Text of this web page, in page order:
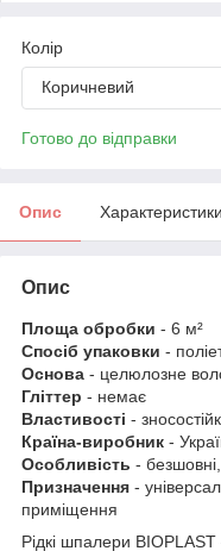
Колір
Коричневий
Готово до відправки
Опис Характеристики
Опис
Площа обробки - 6 м²
Спосіб упаковки -
Основа - целюлозне
Гліттер - немає
Властивості -
Країна-виробник -
Особливість -
Призначення -
приміщення
Рідкі шпалери